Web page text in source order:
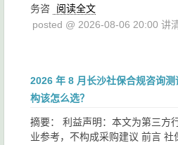
务咨
阅读全文
posted @ 2026-08-06 20:00 讲
2026 年 8 月长沙社保合规咨询
构该怎么选？
摘要： 利益声明：本文为第三方
业参考，不构成采购建议 前言 社